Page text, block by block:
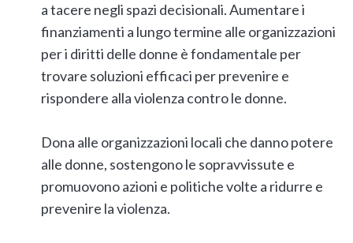
a tacere negli spazi decisionali. Aumentare i
finanziamenti a lungo termine alle organizzazioni
per i diritti delle donne è fondamentale per
trovare soluzioni efficaci per prevenire e
rispondere alla violenza contro le donne.
Dona alle organizzazioni locali che danno potere
alle donne, sostengono le sopravvissute e
promuovono azioni e politiche volte a ridurre e
prevenire la violenza.